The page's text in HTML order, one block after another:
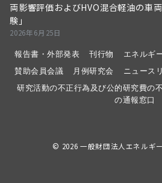
両影響評価およびHVO混合軽油の車
験」
2026年6月25日
報告書・外部発表 刊行物
エネルギ
賛助会員会議
月例研究会 ニュース
研究活動の不正行為及び公的研究費の
の通報窓口
© 2026 一般財団法人エネルギ